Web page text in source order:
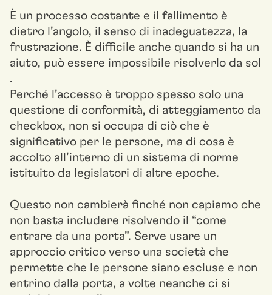
È un processo costante e il fallimento è
dietro l’angolo, il senso di inadeguatezza, la
frustrazione. È difficile anche quando si ha un
aiuto, può essere impossibile risolverlo da sol
.
Perché l’accesso è troppo spesso solo una
questione di conformità, di atteggiamento da
checkbox, non si occupa di ciò che è
significativo per le persone, ma di cosa è
accolto all’interno di un sistema di norme
istituito da legislatori di altre epoche.
Questo non cambierà finché non capiamo che
non basta includere risolvendo il “come
entrare da una porta”. Serve usare un
approccio critico verso una società che
permette che le persone siano escluse e non
entrino dalla porta, a volte neanche ci si